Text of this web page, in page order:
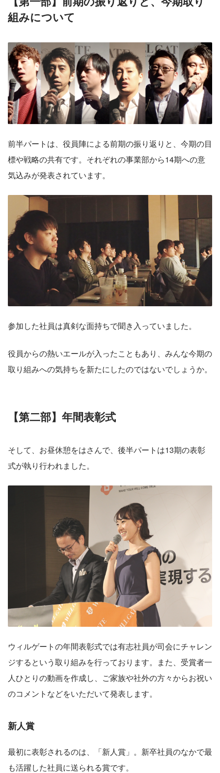
組みについて
前半パートは、役員陣による前期の振り返りと、今期の目
標や戦略の共有です。それぞれの事業部から14期への意
気込みが発表されています。
参加した社員は真剣な面持ちで聞き入っていました。
役員からの熱いエールが入ったこともあり、みんな今期の
取り組みへの気持ちを新たにしたのではないでしょうか。
【第二部】年間表彰式
そして、お昼休憩をはさんで、後半パートは13期の表彰
式が執り行われました。
ウィルゲートの年間表彰式では有志社員が司会にチャレン
ジするという取り組みを行っております。また、受賞者一
人ひとりの動画を作成し、ご家族や社外の方々からお祝い
のコメントなどをいただいて発表します。
新人賞
最初に表彰されるのは、「新人賞」。新卒社員のなかで最
も活躍した社員に送られる賞です。